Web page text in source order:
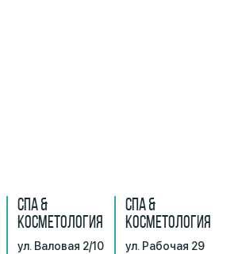
СПА &
КОСМЕТОЛОГИЯ
ул. Валовая 2/10
СПА &
КОСМЕТОЛОГИЯ
ул. Рабочая 29